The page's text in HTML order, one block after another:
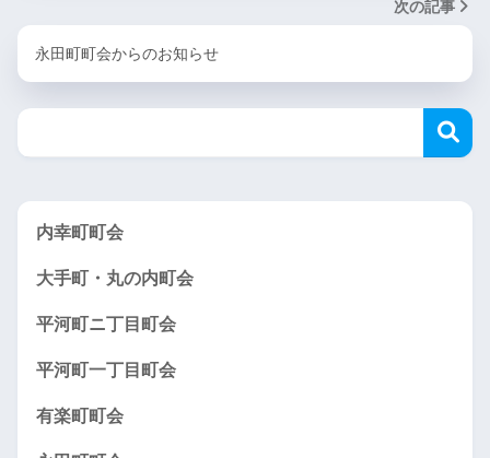
次の記事
永田町町会からのお知らせ
内幸町町会
大手町・丸の内町会
平河町ニ丁目町会
平河町一丁目町会
有楽町町会